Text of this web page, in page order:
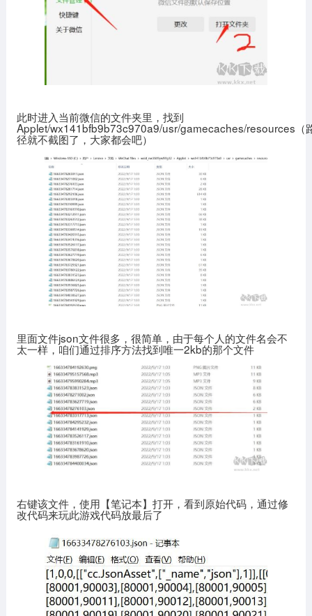
此时进入当前微信的文件夹里，找到
Applet/wx141bfb9b73c970a9/usr/gamecaches/resources（
径就不截图了，大家都会吧）
里面文件json文件很多，很简单，由于每个人的文件名会不
太一样，咱们通过排序方法找到唯一2kb的那个文件
右键该文件，使用【笔记本】打开，看到原始代码，通过修
改代码来玩此游戏代码放最后了